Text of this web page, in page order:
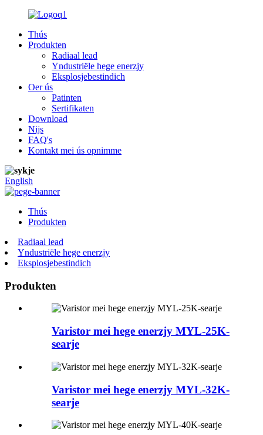
Thús
Produkten
Radiaal lead
Yndustriële hege enerzjy
Eksplosjebestindich
Oer ús
Patinten
Sertifikaten
Download
Nijs
FAQ's
Kontakt mei ús opnimme
English
Thús
Produkten
Radiaal lead
Yndustriële hege enerzjy
Eksplosjebestindich
Produkten
Varistor mei hege enerzjy MYL-25K-
searje
Varistor mei hege enerzjy MYL-32K-
searje